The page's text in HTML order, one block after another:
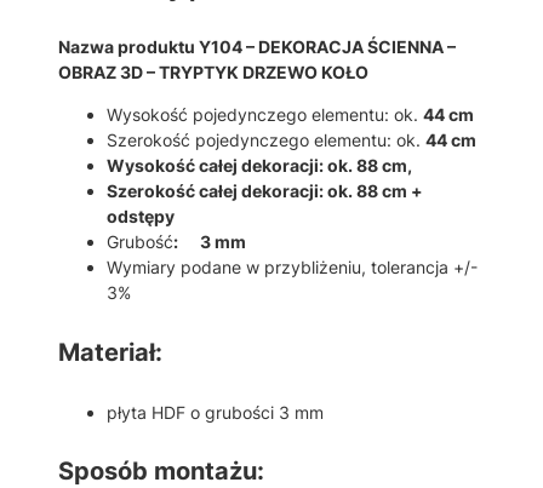
Nazwa produktu Y104 – DEKORACJA ŚCIENNA –
OBRAZ 3D – TRYPTYK DRZEWO KOŁO
Wysokość pojedynczego elementu: ok. 44 cm
Szerokość pojedynczego elementu: ok. 44 cm
Wysokość całej dekoracji: ok. 88 cm,
Szerokość całej dekoracji: ok. 88 cm +
odstępy
Grubość: 3 mm
Wymiary podane w przybliżeniu, tolerancja +/-
3%
Materiał:
płyta HDF o grubości 3 mm
Sposób montażu: